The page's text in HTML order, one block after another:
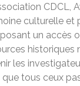
CDCL,
culturelle et
un accès
historiques
les
tous ceux